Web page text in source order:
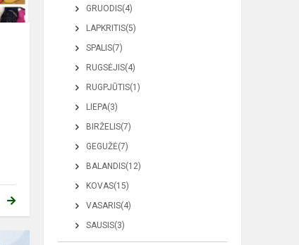
GRUODIS(4)
LAPKRITIS(5)
SPALIS(7)
RUGSĖJIS(4)
RUGPJŪTIS(1)
LIEPA(3)
BIRŽELIS(7)
GEGUŽĖ(7)
BALANDIS(12)
KOVAS(15)
VASARIS(4)
SAUSIS(3)